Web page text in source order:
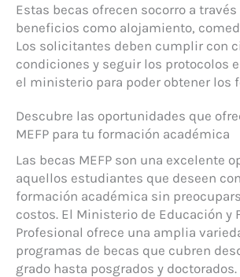
Estas becas ofrecen socorro a
beneficios como alojamiento,
Los solicitantes deben cumplir con
condiciones y seguir los protocolos
el ministerio para poder obtener los
Descubre las oportunidades que
MEFP para tu formación académica
Las becas MEFP son una excelente
aquellos estudiantes que deseen
formación académica sin
costos. El Ministerio de Educación y
Profesional ofrece una amplia
programas de becas que cubren
grado hasta posgrados y